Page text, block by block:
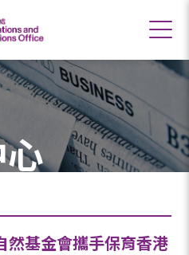
然基金會攜手保育香港